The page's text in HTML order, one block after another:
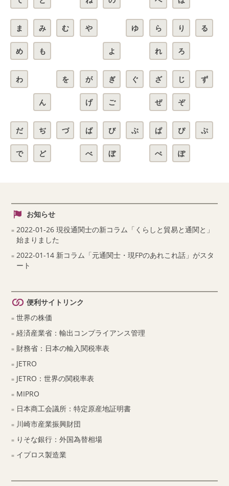
ま み む
め も
や ゆ
よ
ら り る
れ ろ
わ を
ん
が ぎ ぐ
げ ご
ざ じ ず
ぜ ぞ
だ ぢ づ
で ど
ば び ぶ
べ ぼ
ぱ ぴ ぷ
ぺ ぽ
お知らせ
2022-01-26 現役通関士の新コラム「くらしと貿易と通関と」
始まりました
2022-01-14 新コラム「元通関士・現FPのあれこれ話」がスタ
ート
便利サイトリンク
世界の株価
経済産業省：輸出コンプライアンス管理
財務省：日本の輸入関税率表
JETRO
JETRO：世界の関税率表
MIPRO
日本商工会議所：特定原産地証明書
川崎市産業振興財団
りそな銀行：外国為替相場
イプロス製造業